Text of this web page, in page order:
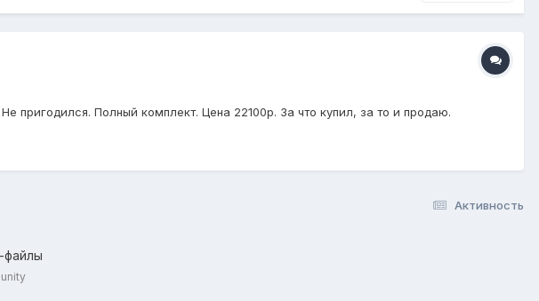
пригодился. Полный комплект. Цена 22100р. За что купил, за то и продаю.
Активность
файлы